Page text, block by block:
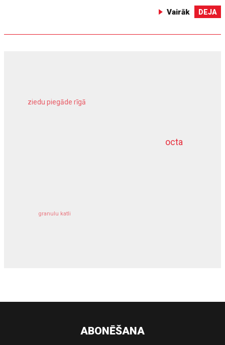
Vairāk DEJA
octa
ziedu piegāde rīgā
granulu katli
dziļurbums
ABONĒŠANA